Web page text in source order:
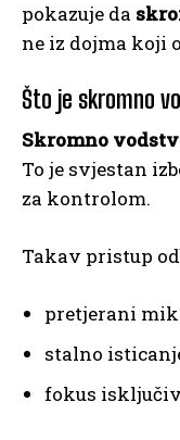
pokazuje da
ne iz dojma koji
Što je skromno
Skromno
To je svjestan
za kontrolom.
Takav pristup
pretjerani
stalno
fokus